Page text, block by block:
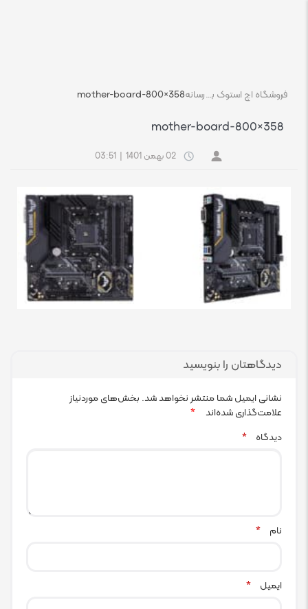
فروشگاه اچ استوک بازار انلاین تجهیزات کامپیوتر استوکرسانهmother-board-800×358
mother-board-800×358
02 بهمن 1401 03:51
دیدگاهتان را بنویسید
نشانی ایمیل شما منتشر نخواهد شد. بخش‌های موردنیاز
علامت‌گذاری شده‌اند
*
دیدگاه
*
نام *
ایمیل *